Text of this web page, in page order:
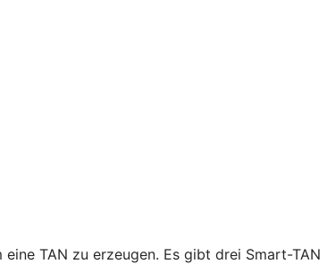
TAN zu erzeugen. Es gibt drei Smart-TAN